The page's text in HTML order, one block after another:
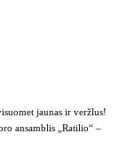
jaunas ir veržlus!
ansamblis „Ratilio“ –